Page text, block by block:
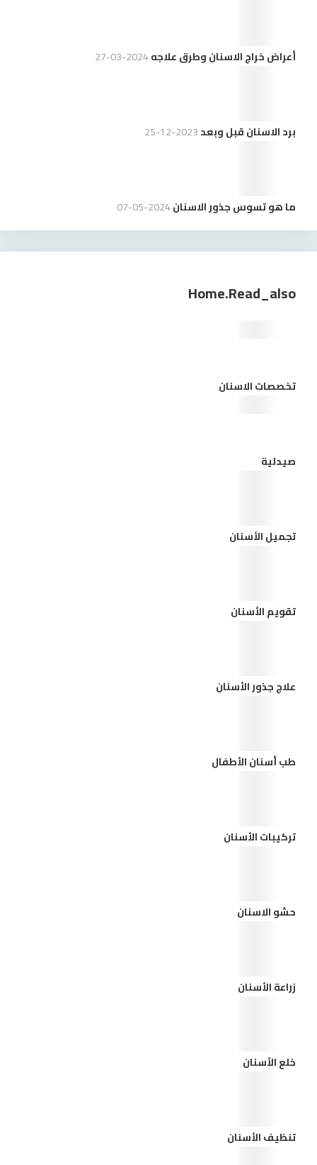
أعراض خراج الاسنان وطرق علاجه2024-03-27
برد الاسنان قبل وبعد2023-12-25
ما هو تسوس جذور الاسنان2024-05-07
Home.read_also
تخصصات الاسنان
صيدلية
تجميل الأسنان
تقويم الأسنان
علاج جذور الأسنان
طب أسنان الأطفال
تركيبات الأسنان
حشو الاسنان
زراعة الأسنان
خلع الأسنان
تنظيف الأسنان